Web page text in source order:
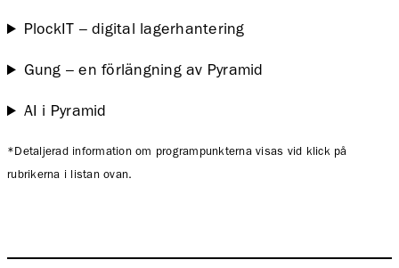
PlockIT – digital lagerhantering
Gung – en förlängning av Pyramid
AI i Pyramid
*Detaljerad information om programpunkterna visas vid klick på
rubrikerna i listan ovan.